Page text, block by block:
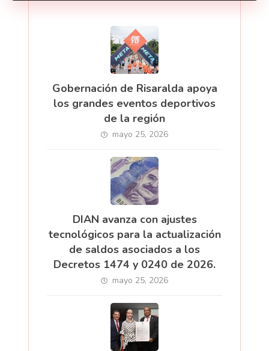
Gobernación de Risaralda apoya
los grandes eventos deportivos
de la región
mayo 25, 2026
DIAN avanza con ajustes
tecnológicos para la actualización
de saldos asociados a los
Decretos 1474 y 0240 de 2026.
mayo 25, 2026